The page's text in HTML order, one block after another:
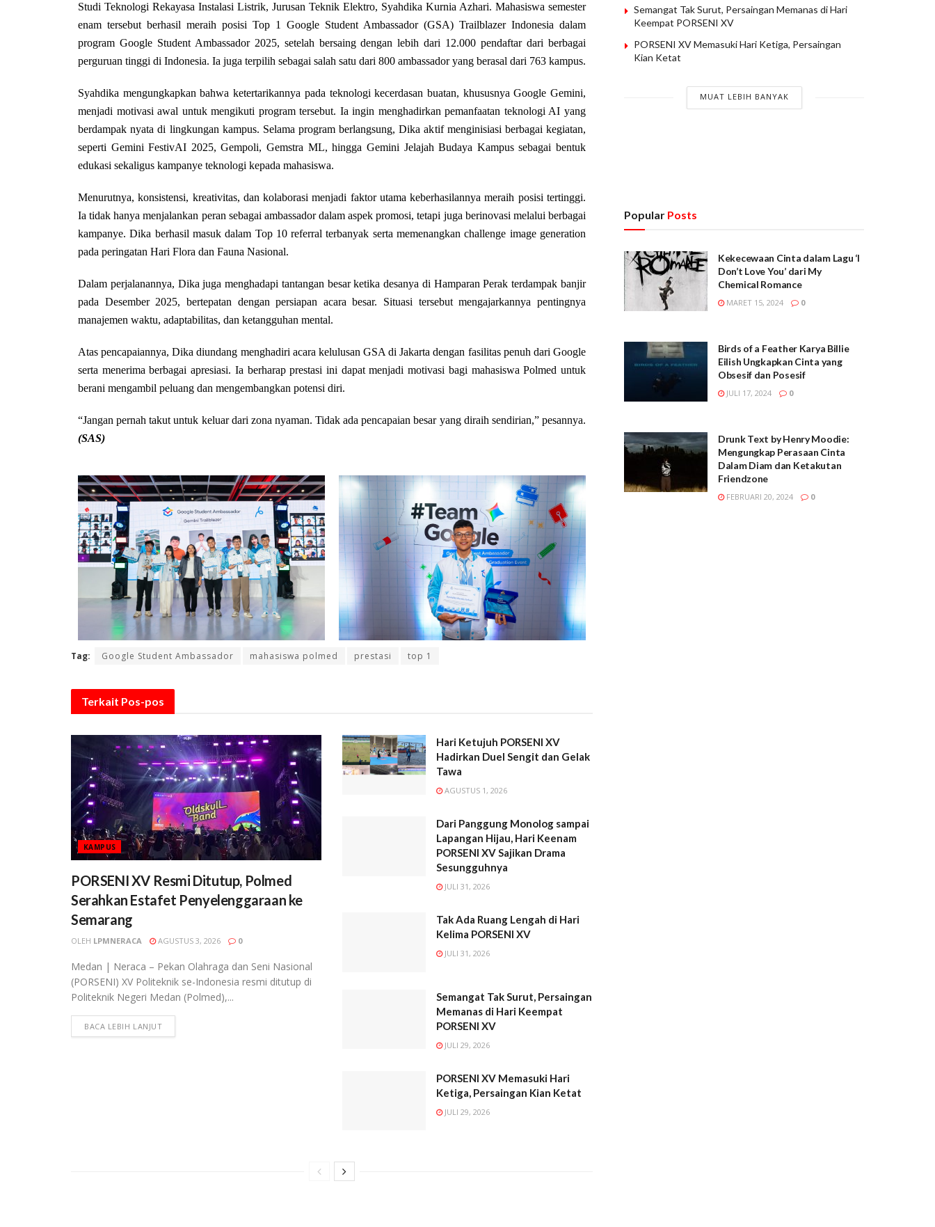
Studi Teknologi Rekayasa Instalasi Listrik, Jurusan Teknik Elektro, Syahdika Kurnia Azhari. Mahasiswa semester
enam tersebut berhasil meraih posisi Top 1 Google Student Ambassador (GSA) Trailblazer Indonesia dalam
program Google Student Ambassador 2025, setelah bersaing dengan lebih dari 12.000 pendaftar dari berbagai
perguruan tinggi di Indonesia. Ia juga terpilih sebagai salah satu dari 800 ambassador yang berasal dari 763 kampus.
Syahdika mengungkapkan bahwa ketertarikannya pada teknologi kecerdasan buatan, khususnya Google Gemini,
menjadi motivasi awal untuk mengikuti program tersebut. Ia ingin menghadirkan pemanfaatan teknologi AI yang
berdampak nyata di lingkungan kampus. Selama program berlangsung, Dika aktif menginisiasi berbagai kegiatan,
seperti Gemini FestivAI 2025, Gempoli, Gemstra ML, hingga Gemini Jelajah Budaya Kampus sebagai bentuk
edukasi sekaligus kampanye teknologi kepada mahasiswa.
Menurutnya, konsistensi, kreativitas, dan kolaborasi menjadi faktor utama keberhasilannya meraih posisi tertinggi.
Ia tidak hanya menjalankan peran sebagai ambassador dalam aspek promosi, tetapi juga berinovasi melalui berbagai
kampanye. Dika berhasil masuk dalam Top 10 referral terbanyak serta memenangkan challenge image generation
pada peringatan Hari Flora dan Fauna Nasional.
Dalam perjalanannya, Dika juga menghadapi tantangan besar ketika desanya di Hamparan Perak terdampak banjir
pada Desember 2025, bertepatan dengan persiapan acara besar. Situasi tersebut mengajarkannya pentingnya
manajemen waktu, adaptabilitas, dan ketangguhan mental.
Atas pencapaiannya, Dika diundang menghadiri acara kelulusan GSA di Jakarta dengan fasilitas penuh dari Google
serta menerima berbagai apresiasi. Ia berharap prestasi ini dapat menjadi motivasi bagi mahasiswa Polmed untuk
berani mengambil peluang dan mengembangkan potensi diri.
“Jangan pernah takut untuk keluar dari zona nyaman. Tidak ada pencapaian besar yang diraih sendirian,” pesannya.
(SAS)
Tag: Google Student Ambassador mahasiswa polmed prestasi top 1
Terkait Pos-pos
KAMPUS
PORSENI XV Resmi Ditutup, Polmed
Serahkan Estafet Penyelenggaraan ke
Semarang
OLEH LPMNERACA AGUSTUS 3, 2026 0
Medan | Neraca – Pekan Olahraga dan Seni Nasional
(PORSENI) XV Politeknik se-Indonesia resmi ditutup di
Politeknik Negeri Medan (Polmed),...
BACA LEBIH LANJUT
Hari Ketujuh PORSENI XV
Hadirkan Duel Sengit dan Gelak
Tawa
AGUSTUS 1, 2026
Dari Panggung Monolog sampai
Lapangan Hijau, Hari Keenam
PORSENI XV Sajikan Drama
Sesungguhnya
JULI 31, 2026
Tak Ada Ruang Lengah di Hari
Kelima PORSENI XV
JULI 31, 2026
Semangat Tak Surut, Persaingan
Memanas di Hari Keempat
PORSENI XV
JULI 29, 2026
PORSENI XV Memasuki Hari
Ketiga, Persaingan Kian Ketat
JULI 29, 2026
Semangat Tak Surut, Persaingan Memanas di Hari
Keempat PORSENI XV
PORSENI XV Memasuki Hari Ketiga, Persaingan
Kian Ketat
MUAT LEBIH BANYAK
Popular Posts
Kekecewaan Cinta dalam Lagu ‘I
Don’t Love You’ dari My
Chemical Romance
MARET 15, 2024 0
Birds of a Feather Karya Billie
Eilish Ungkapkan Cinta yang
Obsesif dan Posesif
JULI 17, 2024 0
Drunk Text by Henry Moodie:
Mengungkap Perasaan Cinta
Dalam Diam dan Ketakutan
Friendzone
FEBRUARI 20, 2024 0